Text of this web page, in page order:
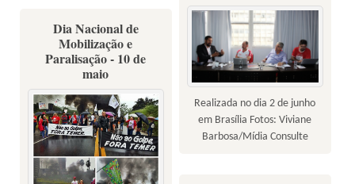
Realizada no dia 2 de junho
em Brasília Fotos: Viviane
Barbosa/Mídia Consulte
Dia Nacional de
Mobilização e
Paralisação - 10 de
maio